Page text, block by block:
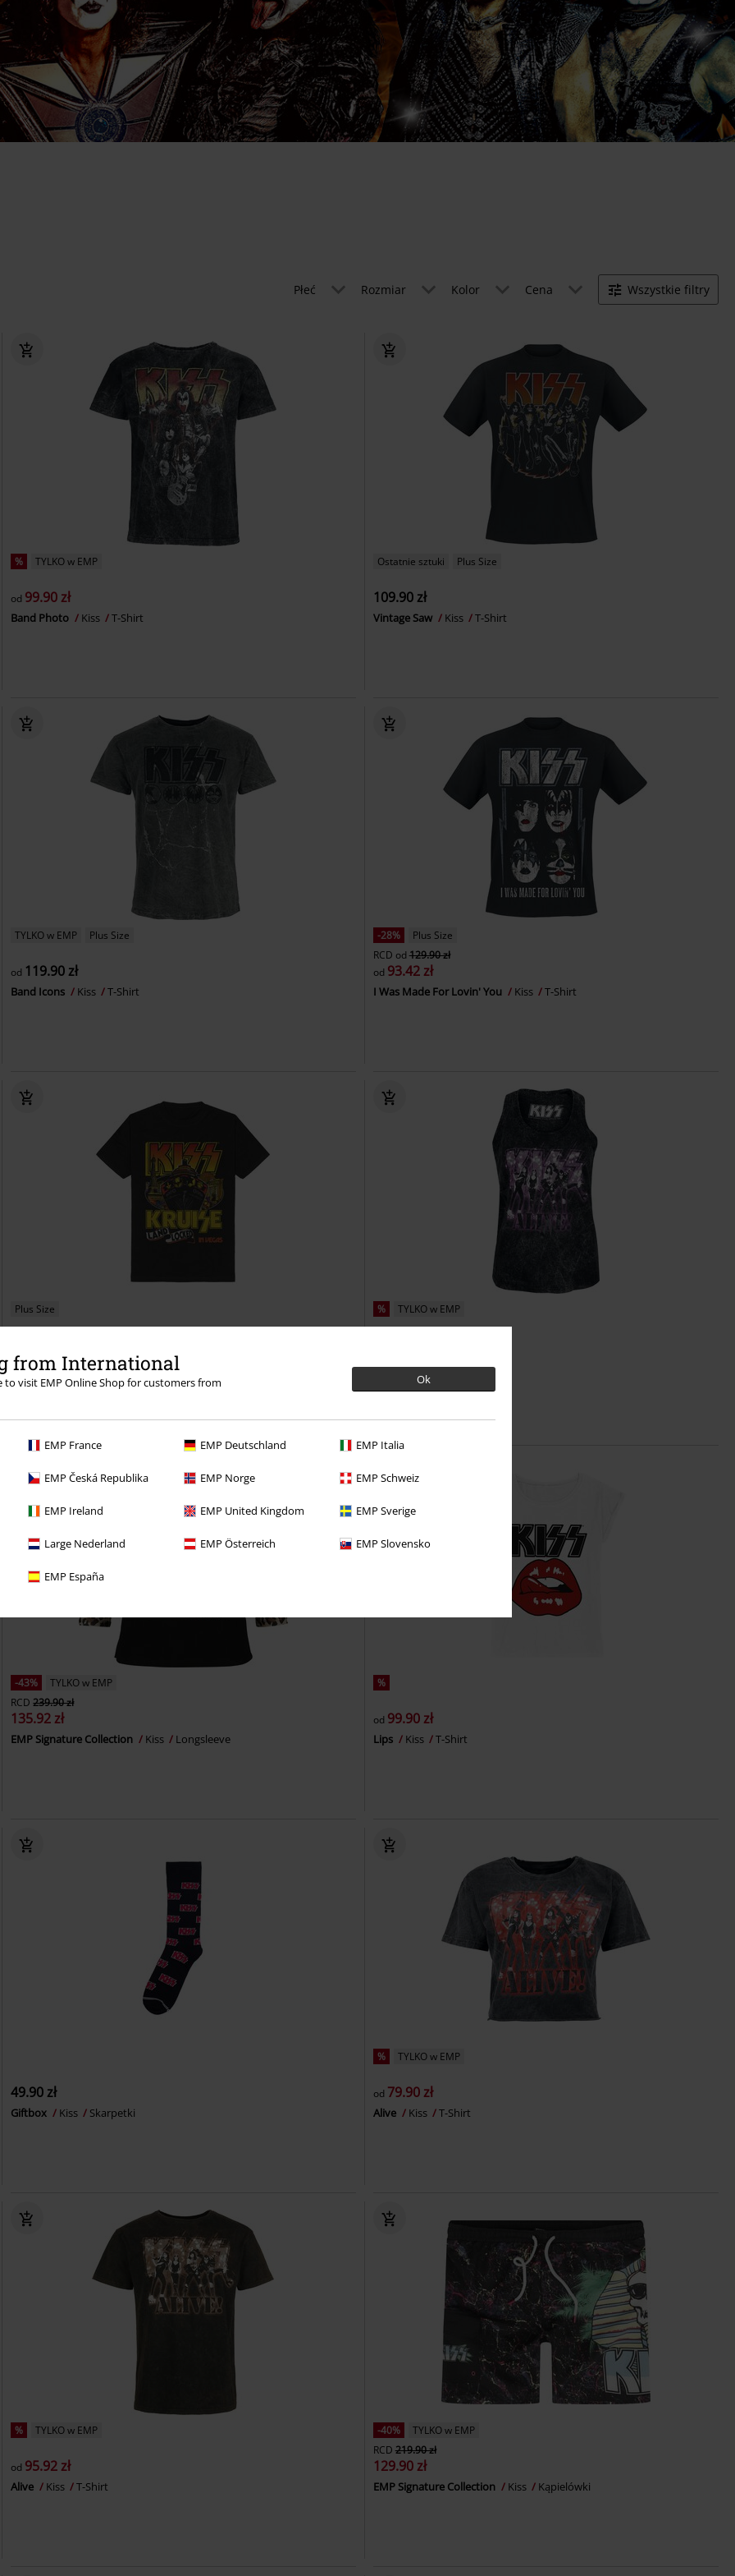
from International
to visit EMP Online Shop for customers from
Ok
EMP France EMP Deutschland EMP Italia
EMP Česká Republika EMP Norge EMP Schweiz
EMP Ireland EMP United Kingdom EMP Sverige
Large Nederland EMP Österreich EMP Slovensko
EMP España
Płeć Rozmiar Kolor Cena Wszystkie filtry
% TYLKO w EMP
od 99.90 zł
Band Photo Kiss T-Shirt
Ostatnie sztuki Plus Size
109.90 zł
Vintage Saw Kiss T-Shirt
TYLKO w EMP Plus Size
od 119.90 zł
Band Icons Kiss T-Shirt
-28%
Plus Size
RCD od 129.90 zł
od 93.42 zł
I Was Made For Lovin' You Kiss T-Shirt
Plus Size
Kruise Las Vegas Kiss T-Shirt
% TYLKO w EMP
Alive Kiss Top
-43%
TYLKO w EMP
RCD 239.90 zł
135.92 zł
EMP Signature Collection Kiss Longsleeve
%
od 99.90 zł
Lips Kiss T-Shirt
49.90 zł
Giftbox Kiss Skarpetki
% TYLKO w EMP
od 79.90 zł
Alive Kiss T-Shirt
% TYLKO w EMP
od 95.92 zł
Alive Kiss T-Shirt
-40%
TYLKO w EMP
RCD 219.90 zł
129.90 zł
EMP Signature Collection Kiss Kąpielówki